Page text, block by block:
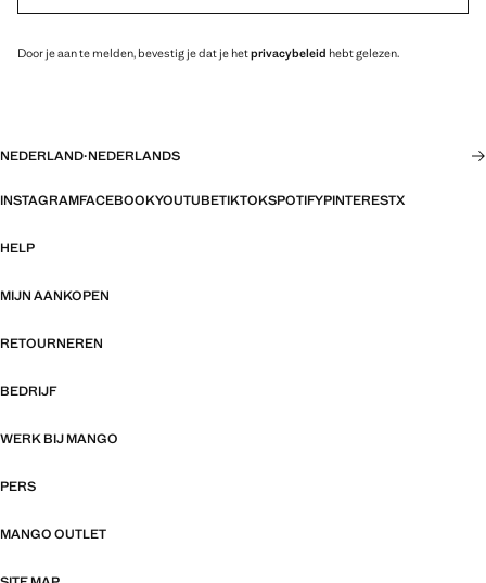
Door je aan te melden, bevestig je dat je hetprivacybeleid hebt gelezen.
NEDERLAND·NEDERLANDS
INSTAGRAMFACEBOOKYOUTUBETIKTOKSPOTIFYPINTERESTX
HELP
MIJN AANKOPEN
RETOURNEREN
BEDRIJF
WERK BIJ MANGO
PERS
MANGO OUTLET